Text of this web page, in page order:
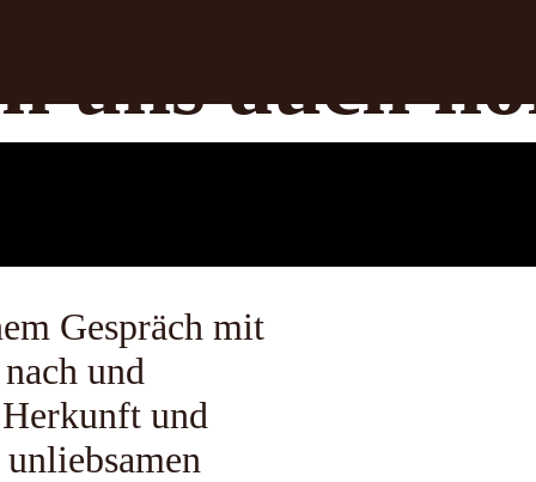
uns auch
Gespräch mit
und
und